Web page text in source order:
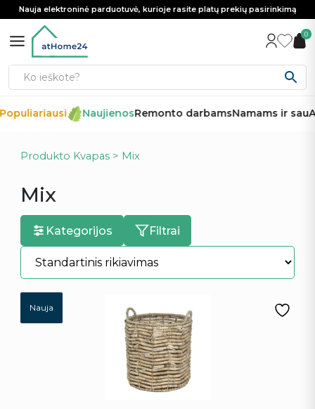
Nauja elektroninė parduotuvė, kurioje rasite platų prekių pasirinkimą
0
NaujienosRemonto darbamsNamams ir sau
Produkto Kvapas > Mix
Mix
Kategorijos Filtrai
Nauja